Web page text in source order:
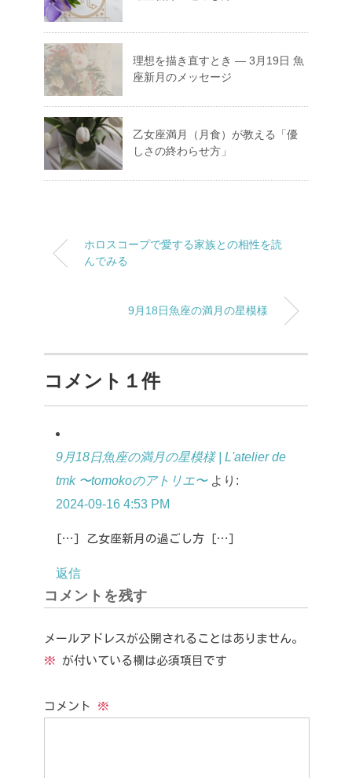
理想を描き直すとき ― 3月19日 魚
座新月のメッセージ
乙女座満月（月食）が教える「優
しさの終わらせ方」
ホロスコープで愛する家族との相性を読
んでみる
9月18日魚座の満月の星模様
コメント１件
9月18日魚座の満月の星模様 | L'atelier de
tmk 〜tomokoのアトリエ〜 より:
2024-09-16 4:53 PM
[…] 乙女座新月の過ごし方 […]
返信
コメントを残す
メールアドレスが公開されることはありません。
※ が付いている欄は必須項目です
コメント ※